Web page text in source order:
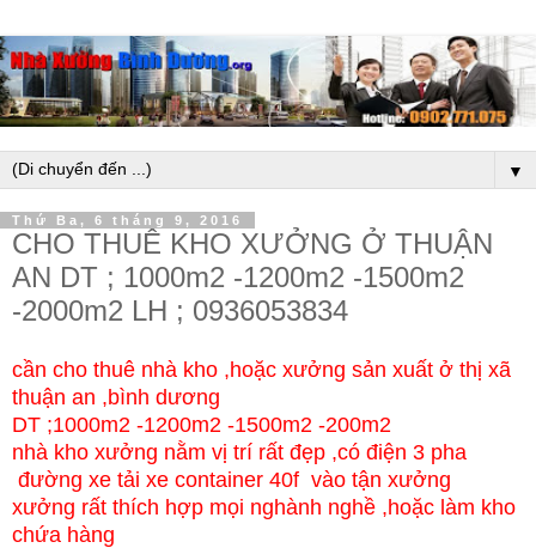
▼
Thứ Ba, 6 tháng 9, 2016
CHO THUÊ KHO XƯỞNG Ở THUẬN
AN DT ; 1000m2 -1200m2 -1500m2
-2000m2 LH ; 0936053834
cần cho thuê nhà kho ,hoặc xưởng sản xuất ở thị xã
thuận an ,bình dương
DT ;1000m2 -1200m2 -1500m2 -200m2
nhà kho xưởng nằm vị trí rất đẹp ,có điện 3 pha
đường xe tải xe container 40f vào tận xưởng
xưởng rất thích hợp mọi nghành nghề ,hoặc làm kho
chứa hàng